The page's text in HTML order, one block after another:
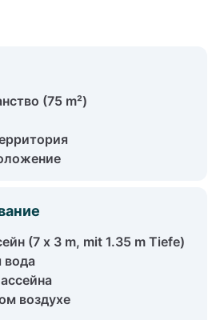
(75 m²)
(7 x 3 m, mit 1.35 m Tiefe)
вода
воздухе